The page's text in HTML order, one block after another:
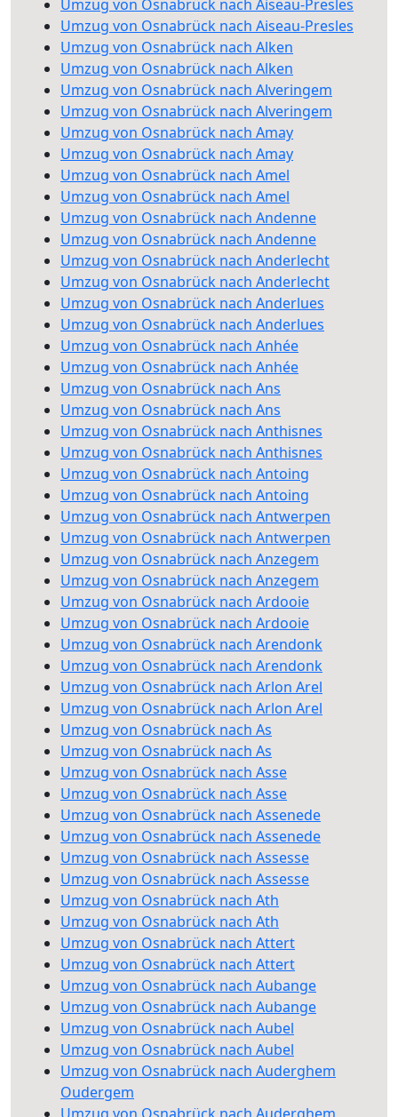
Umzug von Osnabrück nach Aiseau-Presles
Umzug von Osnabrück nach Aiseau-Presles
Umzug von Osnabrück nach Alken
Umzug von Osnabrück nach Alken
Umzug von Osnabrück nach Alveringem
Umzug von Osnabrück nach Alveringem
Umzug von Osnabrück nach Amay
Umzug von Osnabrück nach Amay
Umzug von Osnabrück nach Amel
Umzug von Osnabrück nach Amel
Umzug von Osnabrück nach Andenne
Umzug von Osnabrück nach Andenne
Umzug von Osnabrück nach Anderlecht
Umzug von Osnabrück nach Anderlecht
Umzug von Osnabrück nach Anderlues
Umzug von Osnabrück nach Anderlues
Umzug von Osnabrück nach Anhée
Umzug von Osnabrück nach Anhée
Umzug von Osnabrück nach Ans
Umzug von Osnabrück nach Ans
Umzug von Osnabrück nach Anthisnes
Umzug von Osnabrück nach Anthisnes
Umzug von Osnabrück nach Antoing
Umzug von Osnabrück nach Antoing
Umzug von Osnabrück nach Antwerpen
Umzug von Osnabrück nach Antwerpen
Umzug von Osnabrück nach Anzegem
Umzug von Osnabrück nach Anzegem
Umzug von Osnabrück nach Ardooie
Umzug von Osnabrück nach Ardooie
Umzug von Osnabrück nach Arendonk
Umzug von Osnabrück nach Arendonk
Umzug von Osnabrück nach Arlon Arel
Umzug von Osnabrück nach Arlon Arel
Umzug von Osnabrück nach As
Umzug von Osnabrück nach As
Umzug von Osnabrück nach Asse
Umzug von Osnabrück nach Asse
Umzug von Osnabrück nach Assenede
Umzug von Osnabrück nach Assenede
Umzug von Osnabrück nach Assesse
Umzug von Osnabrück nach Assesse
Umzug von Osnabrück nach Ath
Umzug von Osnabrück nach Ath
Umzug von Osnabrück nach Attert
Umzug von Osnabrück nach Attert
Umzug von Osnabrück nach Aubange
Umzug von Osnabrück nach Aubange
Umzug von Osnabrück nach Aubel
Umzug von Osnabrück nach Aubel
Umzug von Osnabrück nach Auderghem
Oudergem